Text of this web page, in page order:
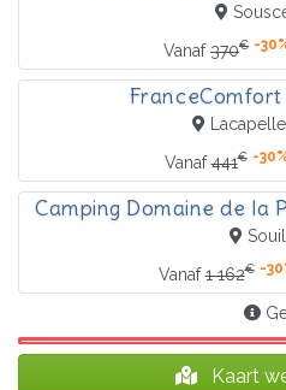
Vanaf370€ -
Vanaf441€ -
Camping Domaine de la
Vanaf1 162€ -
Kaart